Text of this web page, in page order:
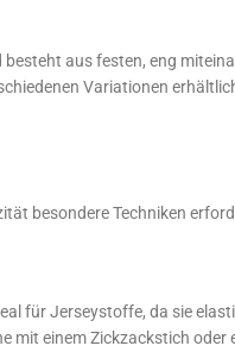
besteht aus festen, eng
Variationen
besondere Techniken
für Jerseystoffe, da sie
mit einem Zickzackstich